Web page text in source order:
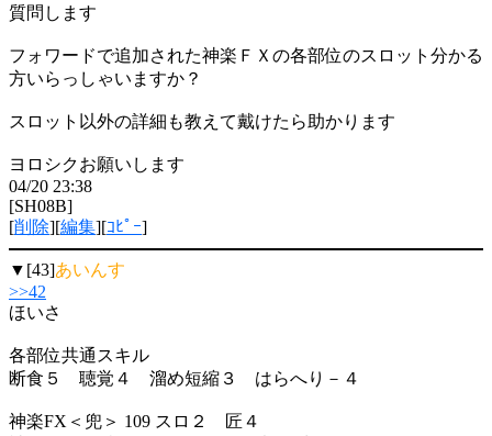
質問します
フォワードで追加された神楽ＦＸの各部位のスロット分かる
方いらっしゃいますか？
スロット以外の詳細も教えて戴けたら助かります
ヨロシクお願いします
04/20 23:38
[SH08B]
[削除][編集][ｺﾋﾟｰ]
▼[43]あいんす
>>42
ほいさ
各部位共通スキル
断食５ 聴覚４ 溜め短縮３ はらへり－４
神楽FX＜兜＞ 109 スロ２ 匠４